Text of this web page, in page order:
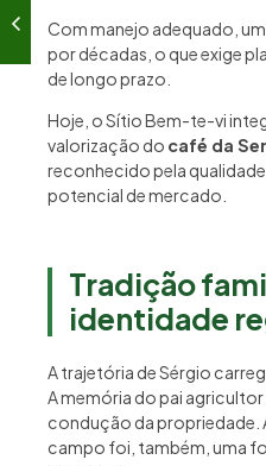
Com manejo adequado,
por décadas, o que exige
de longo prazo.
Hoje, o Sítio Bem-te-vi
valorização do café da
reconhecido pela
potencial de mercado.
Tradição
identidade
A trajetória de Sérgio
A memória do pai agricultor
condução da propriedade.
campo foi, também, uma